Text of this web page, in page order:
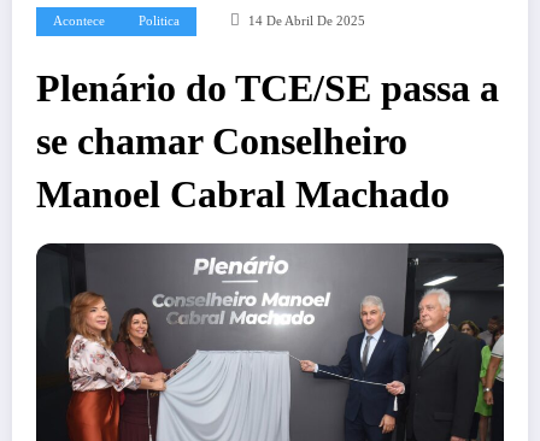
Acontece Politica 14 De Abril De 2025
Plenário do TCE/SE passa a
se chamar Conselheiro
Manoel Cabral Machado